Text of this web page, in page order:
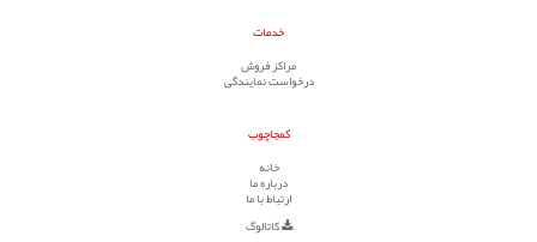
خدمات
مراکز فروش
درخواست نمایندگی
کمجاچوب
خانه
درباره ما
ارتباط با ما
کاتالوگ